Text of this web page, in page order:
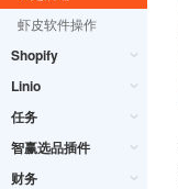
虾皮软件操作
Shopify
Linio
任务
智赢选品插件
财务